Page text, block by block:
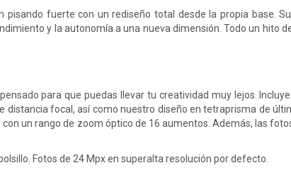
pisando fuerte con un rediseño total desde la propia base.
y la autonomía a una nueva dimensión. Todo un hito
para que puedas llevar tu creatividad muy lejos.
distancia focal, así como nuestro diseño en tetraprisma de
un rango de zoom óptico de 16 aumentos. Además, las
Fotos de 24 Mpx en superalta resolución por defecto.